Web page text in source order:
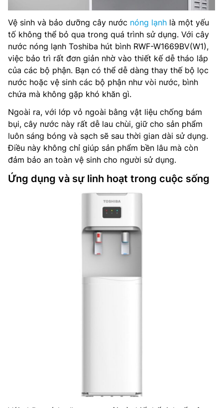
Vệ sinh và bảo dưỡng cây nước nóng lạnh là một yếu
tố không thể bỏ qua trong quá trình sử dụng. Với cây
nước nóng lạnh Toshiba hút bình RWF-W1669BV(W1),
việc bảo trì rất đơn giản nhờ vào thiết kế dễ tháo lắp
của các bộ phận. Bạn có thể dễ dàng thay thế bộ lọc
nước hoặc vệ sinh các bộ phận như vòi nước, bình
chứa mà không gặp khó khăn gì.
Ngoài ra, với lớp vỏ ngoài bằng vật liệu chống bám
bụi, cây nước này rất dễ lau chùi, giữ cho sản phẩm
luôn sáng bóng và sạch sẽ sau thời gian dài sử dụng.
Điều này không chỉ giúp sản phẩm bền lâu mà còn
đảm bảo an toàn vệ sinh cho người sử dụng.
Ứng dụng và sự linh hoạt trong cuộc sống